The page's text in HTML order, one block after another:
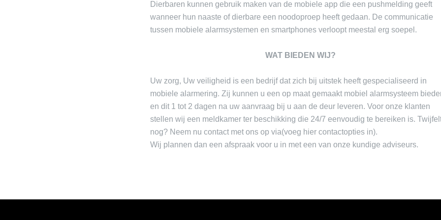
Dierbaren kunnen gebruik maken van de mobiele app die een pushmelding geeft
wanneer hun naaste of dierbare een noodoproep heeft gedaan. De communicatie
tussen mobiele alarmsystemen en smartphones verloopt meestal erg soepel.
WAT BIEDEN WIJ?
Uw zorg, Uw veiligheid is een bedrijf dat zich bij uitstek heeft gespecialiseerd in
mobiele alarmering. Zij kunnen u een op maat gemaakt mobiel alarmsysteem
en dit 1 tot 2 dagen na uw aanvraag bij u aan de deur leveren. Voor onze klanten
stellen wij een meldkamer ter beschikking die 24/7 eenvoudig te bereiken is.
nog? Neem nu contact met ons op via(voeg hier contactopties in).
Wij plannen dan een afspraak voor u in met een van onze kundige adviseurs.